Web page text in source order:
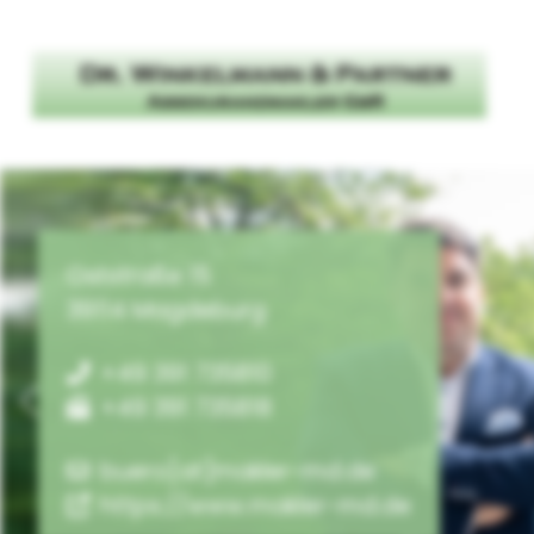
Oststraße 15
39114 Magdeburg
+49 391 735810
+49 391 735818
buero[at]makler-md.de
https://www.makler-md.de